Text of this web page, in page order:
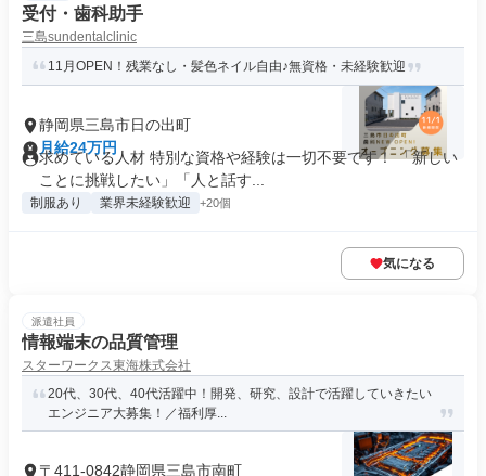
受付・歯科助手
三島sundentalclinic
11月OPEN！残業なし・髪色ネイル自由♪無資格・未経験歓迎
静岡県三島市日の出町
月給24万円
求めている人材 特別な資格や経験は一切不要です！ 「新しい
ことに挑戦したい」「人と話す...
制服あり 業界未経験歓迎 +20個
気になる
派遣社員
情報端末の品質管理
スターワークス東海株式会社
20代、30代、40代活躍中！開発、研究、設計で活躍していきたい
エンジニア大募集！／福利厚...
〒411-0842静岡県三島市南町